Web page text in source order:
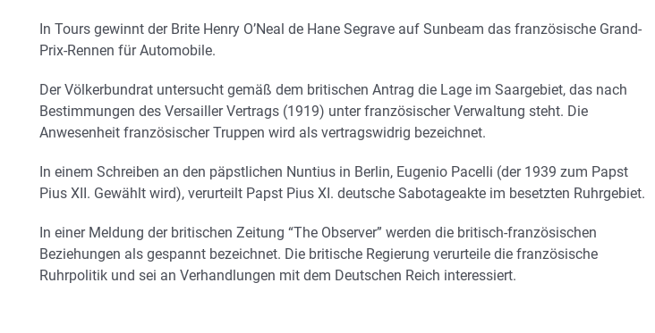
In Tours gewinnt der Brite Henry O’Neal de Hane Segrave auf Sunbeam das französische Grand-
Prix-Rennen für Automobile.
Der Völkerbundrat untersucht gemäß dem britischen Antrag die Lage im Saargebiet, das nach
Bestimmungen des Versailler Vertrags (1919) unter französischer Verwaltung steht. Die
Anwesenheit französischer Truppen wird als vertragswidrig bezeichnet.
In einem Schreiben an den päpstlichen Nuntius in Berlin, Eugenio Pacelli (der 1939 zum Papst
Pius XII. Gewählt wird), verurteilt Papst Pius XI. deutsche Sabotageakte im besetzten Ruhrgebiet.
In einer Meldung der britischen Zeitung “The Observer” werden die britisch-französischen
Beziehungen als gespannt bezeichnet. Die britische Regierung verurteile die französische
Ruhrpolitik und sei an Verhandlungen mit dem Deutschen Reich interessiert.